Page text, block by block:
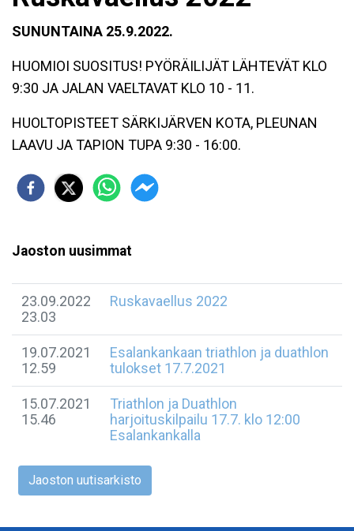
SUNUNTAINA 25.9.2022.
HUOMIOI SUOSITUS! PYÖRÄILIJÄT LÄHTEVÄT KLO
9:30 JA JALAN VAELTAVAT KLO 10 - 11.
HUOLTOPISTEET SÄRKIJÄRVEN KOTA, PLEUNAN
LAAVU JA TAPION TUPA 9:30 - 16:00.
Jaoston uusimmat
23.09.2022
23.03
Ruskavaellus 2022
19.07.2021
12.59
Esalankankaan triathlon ja duathlon
tulokset 17.7.2021
15.07.2021
15.46
Triathlon ja Duathlon
harjoituskilpailu 17.7. klo 12:00
Esalankankalla
Jaoston uutisarkisto